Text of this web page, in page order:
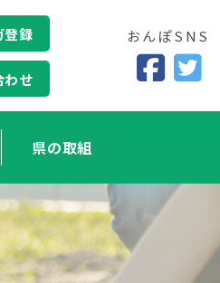
県の取組
登録
わせ
おんぽSNS